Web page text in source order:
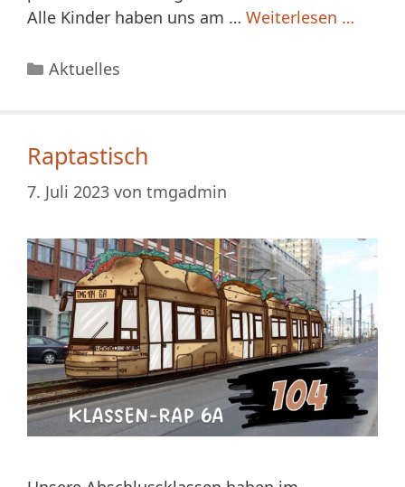
Alle Kinder haben uns am … Weiterlesen …
Kategorien
Aktuelles
Raptastisch
7. Juli 2023 von tmgadmin